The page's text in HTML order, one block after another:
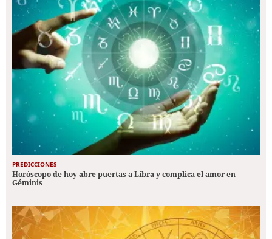
PREDICCIONES
Horóscopo de hoy abre puertas a Libra y complica el amor en
Géminis